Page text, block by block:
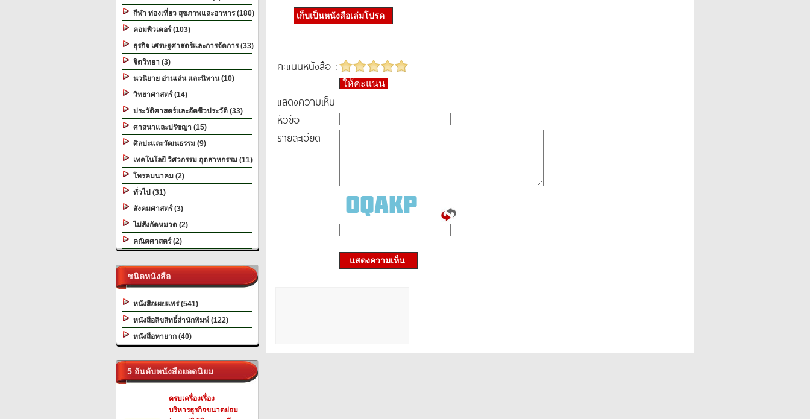
กีฬา ท่องเที่ยว สุขภาพและอาหาร (180)
คอมพิวเตอร์ (103)
ธุรกิจ เศรษฐศาสตร์และการจัดการ (33)
จิตวิทยา (3)
นวนิยาย อ่านเล่น และนิทาน (10)
วิทยาศาสตร์ (14)
ประวัติศาสตร์และอัตชีวประวัติ (33)
ศาสนาและปรัชญา (15)
ศิลปะและวัฒนธรรม (9)
เทคโนโลยี วิศวกรรม อุตสาหกรรม (11)
โทรคมนาคม (2)
ทั่วไป (31)
สังคมศาสตร์ (3)
ไม่สังกัดหมวด (2)
คณิตศาสตร์ (2)
ชนิดหนังสือ
หนังสือเผยแพร่ (541)
หนังสือลิขสิทธิ์สำนักพิมพ์ (122)
หนังสือหายาก (40)
5 อันดับหนังสือยอดนิยม
ครบเครื่องเรื่อง
บริหารธุรกิจขนาดย่อม
เก็บเป็นหนังสือเล่มโปรด
คะแนนหนังสือ :
ให้คะแนน
แสดงความเห็น
หัวข้อ
รายละเอียด
แสดงความเห็น